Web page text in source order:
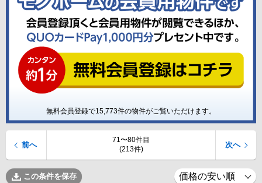
無料会員登録で15,773件の物件がご覧いただけます。
71〜80件目
(213件)
前へ 次へ
この条件を保存